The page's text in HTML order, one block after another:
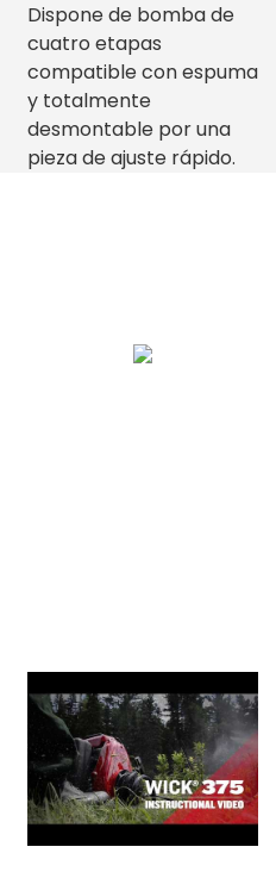
Dispone de bomba de
cuatro etapas
compatible con espuma
y totalmente
desmontable por una
pieza de ajuste rápido.